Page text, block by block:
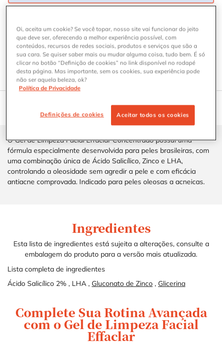
ONDE COMPRAR
ENCONTRE SEU PROTETOR SOLAR IDEAL
Responda ao teste para descobrir o protetor solar
ideal para a sua pele.
CARACTERÍSTICAS DOS PRODUTOS
DESCRIÇÃO COMO APLICAR BENEFÍCIOS
O Gel de Limpeza Facial Effaclar Concentrado possui uma
fórmula especialmente desenvolvida para peles brasileiras, com
uma combinação única de Ácido Salicílico, Zinco e LHA,
controlando a oleosidade sem agredir a pele e com eficácia
antiacne comprovada. Indicado para peles oleosas a acneicas.
Ingredientes
Esta lista de ingredientes está sujeita a alterações, consulte a
embalagem do produto para a versão mais atualizada.
Lista completa de ingredientes
Ácido Salicílico 2% , LHA , Gluconato de Zinco , Glicerina
COMPLETE SUA ROTINA
Complete Sua Rotina Avançada
com o Gel de Limpeza Facial
Effaclar
Oi, aceita um cookie? Se você topar, nosso site vai funcionar do jeito
que deve ser, oferecendo a melhor experiência possível, com
conteúdos, recursos de redes sociais, produtos e serviços que são a
sua cara. Se quiser saber mais ou mudar alguma coisa, tudo bem. É só
clicar no botão “Definição de cookies” no link disponível no rodapé
desta página. Mas importante, sem os cookies, sua experiência pode
não ser aquela beleza, ok?
Política de Privacidade
Definições de cookies Aceitar todos os cookies